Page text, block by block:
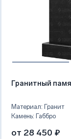
Гранитный
Материал: Гранит
Камень: Габбро
от 28 450 ₽